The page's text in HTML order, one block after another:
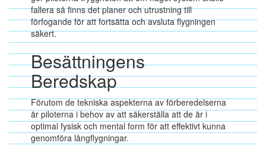
fallera så finns det planer och utrustning till
förfogande för att fortsätta och avsluta flygningen
säkert.
Besättningens
Beredskap
Förutom de tekniska aspekterna av förberedelserna
är piloterna i behov av att säkerställa att de är i
optimal fysisk och mental form för att effektivt kunna
genomföra långflygningar.